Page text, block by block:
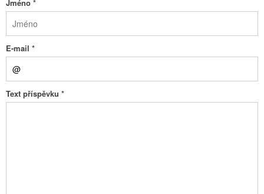
Jméno *
E-mail *
Text příspěvku *